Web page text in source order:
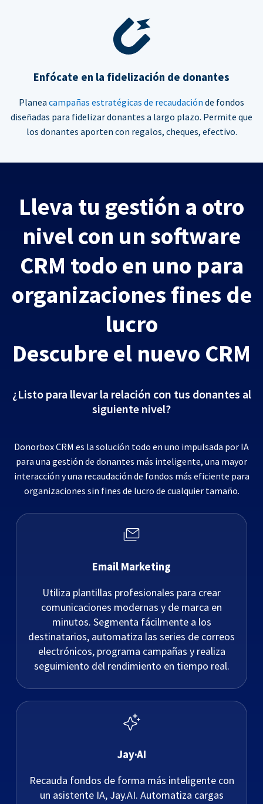
Enfócate en la fidelización de donantes
Planea campañas estratégicas de recaudación de fondos
diseñadas para fidelizar donantes a largo plazo. Permite que
los donantes aporten con regalos, cheques, efectivo.
Lleva tu gestión a otro
nivel con un software
CRM todo en uno para
organizaciones fines de
lucro
Descubre el nuevo CRM
¿Listo para llevar la relación con tus donantes al
siguiente nivel?
Donorbox CRM es la solución todo en uno impulsada por IA
para una gestión de donantes más inteligente, una mayor
interacción y una recaudación de fondos más eficiente para
organizaciones sin fines de lucro de cualquier tamaño.
Email Marketing
Utiliza plantillas profesionales para crear
comunicaciones modernas y de marca en
minutos. Segmenta fácilmente a los
destinatarios, automatiza las series de correos
electrónicos, programa campañas y realiza
seguimiento del rendimiento en tiempo real.
Jay·AI
Recauda fondos de forma más inteligente con
un asistente IA, Jay.AI. Automatiza cargas